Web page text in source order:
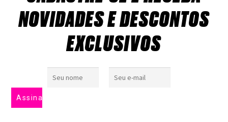
NOVIDADES E DESCONTOS
EXCLUSIVOS